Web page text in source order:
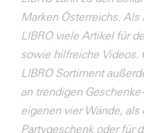
VALETTA
Verband Druck
WKS Fachgruppe
Fahrzeugtechnik
WKS Fachgruppe
Marken Österreichs.
LIBRO viele Artikel für
sowie hilfreiche Videos.
LIBRO Sortiment
an trendigen
eigenen vier Wände,
Partygeschenk oder für